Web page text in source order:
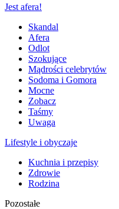
Jest afera!
Skandal
Afera
Odlot
Szokujące
Mądrości celebrytów
Sodoma i Gomora
Mocne
Zobacz
Taśmy
Uwaga
Lifestyle i obyczaje
Kuchnia i przepisy
Zdrowie
Rodzina
Pozostałe